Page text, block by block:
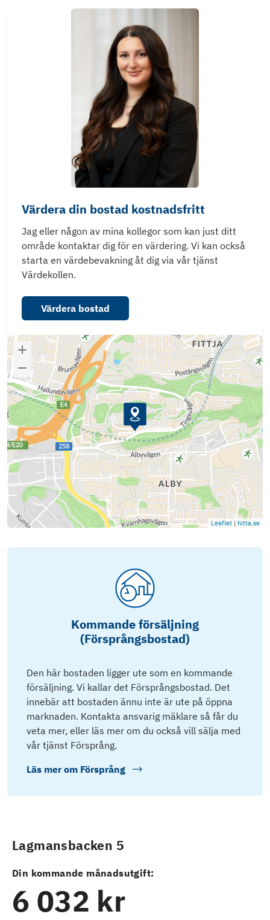
Värdera din bostad kostnadsfritt
Jag eller någon av mina kollegor som kan just ditt
område kontaktar dig för en värdering. Vi kan också
starta en värdebevakning åt dig via vår tjänst
Värdekollen.
Värdera bostad
Leaflet | hitta.se
Kommande försäljning
(Försprångsbostad)
Den här bostaden ligger ute som en kommande
försäljning. Vi kallar det Försprångsbostad. Det
innebär att bostaden ännu inte är ute på öppna
marknaden. Kontakta ansvarig mäklare så får du
veta mer, eller läs mer om du också vill sälja med
vår tjänst Försprång.
Läs mer om Försprång
Lagmansbacken 5
Din kommande månadsutgift:
6 032 kr